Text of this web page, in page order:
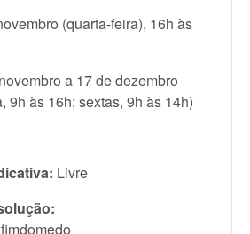
(quarta-feira), 16h às
a 17 de dezembro
9h às 16h; sextas, 9h às 14h)
Livre